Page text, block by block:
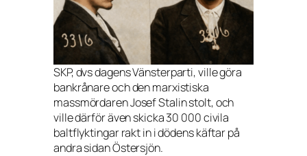
SKP, dvs dagens Vänsterparti, ville göra
bankrånare och den marxistiska
massmördaren Josef Stalin stolt, och
ville därför även skicka 30 000 civila
baltflyktingar rakt in i dödens käftar på
andra sidan Östersjön.